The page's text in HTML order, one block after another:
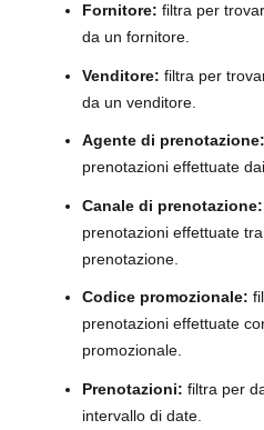
Fornitore: filtra per
da un fornitore.
Venditore: filtra per
da un venditore.
Agente di prenotazione:
prenotazioni effettuate
Canale di prenotazione:
prenotazioni effettuate
prenotazione.
Codice promozionale:
prenotazioni effettuate
promozionale.
Prenotazioni: filtra per
intervallo di date.